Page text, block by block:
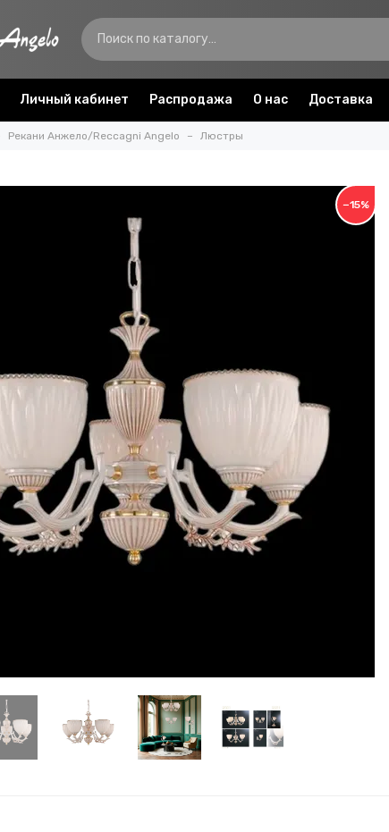
Личный кабинет Распродажа О нас Доставка
Рекани Анжело/Reccagni Angelo Люстры
−15%